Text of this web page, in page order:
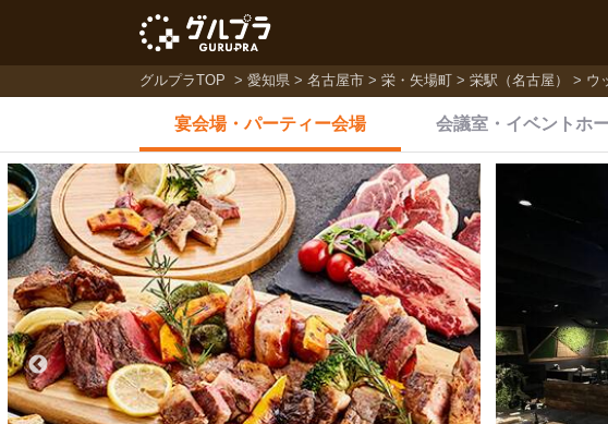
グルプラTOP 愛知県 名古屋市 栄・矢場町 栄駅（名古屋） ウ
宴会場・パーティー会場 会議室・ イベントホ